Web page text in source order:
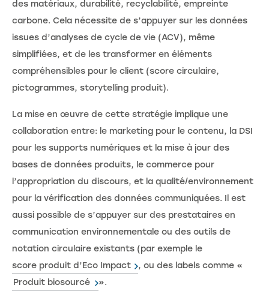
des matériaux, durabilité, recyclabilité, empreinte
carbone. Cela nécessite de s’appuyer sur les données
issues d’analyses de cycle de vie (ACV), même
simplifiées, et de les transformer en éléments
compréhensibles pour le client (score circulaire,
pictogrammes, storytelling produit).
La mise en œuvre de cette stratégie implique une
collaboration entre: le marketing pour le contenu, la DSI
pour les supports numériques et la mise à jour des
bases de données produits, le commerce pour
l’appropriation du discours, et la qualité/environnement
pour la vérification des données communiquées. Il est
aussi possible de s’appuyer sur des prestataires en
communication environnementale ou des outils de
notation circulaire existants (par exemple le
score produit d’Eco Impact
, ou des labels comme «
Produit biosourcé
».